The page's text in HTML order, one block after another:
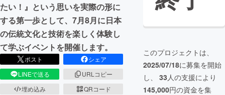
たい！』という思いを実際の形に
する第一歩として、7月8月に日本
の伝統文化と技術を楽しく体験し
て学ぶイベントを開催します。
ポスト
シェア
LINEで送る
URLコピー
埋め込み
QRコード
このプロジェクトは、
2025/07/18に募集を開始
し、 33人の支援により
145,000円の資金を集